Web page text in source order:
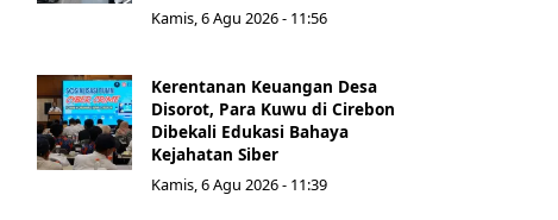
Kamis, 6 Agu 2026 - 11:56
Kerentanan Keuangan Desa
Disorot, Para Kuwu di Cirebon
Dibekali Edukasi Bahaya
Kejahatan Siber
Kamis, 6 Agu 2026 - 11:39